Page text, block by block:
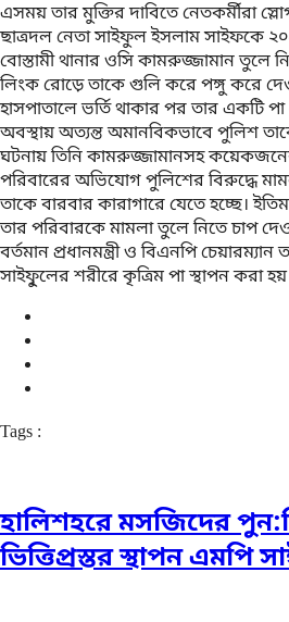
এসময় তার মুক্তির দাবিতে নেতকর্মীরা
ছাত্রদল নেতা সাইফুল ইসলাম সাইফকে
বোস্তামী থানার ওসি কামরুজ্জামান তুলে
লিংক রোড়ে তাকে গুলি করে পঙ্গু করে
হাসপাতালে ভর্তি থাকার পর তার একটি
অবস্থায় অত্যন্ত অমানবিকভাবে পুলিশ
ঘটনায় তিনি কামরুজ্জামানসহ
পরিবারের অভিযোগ পুলিশের বিরুদ্ধে
তাকে বারবার কারাগারে যেতে হচ্ছে।
তার পরিবারকে মামলা তুলে নিতে চাপ
বর্তমান প্রধানমন্ত্রী ও বিএনপি
সাইফুৃলের শরীরে কৃত্রিম পা স্থাপন করা
Tags :
হালিশহরে মসজিদের
ভিত্তিপ্রস্তর স্থাপন